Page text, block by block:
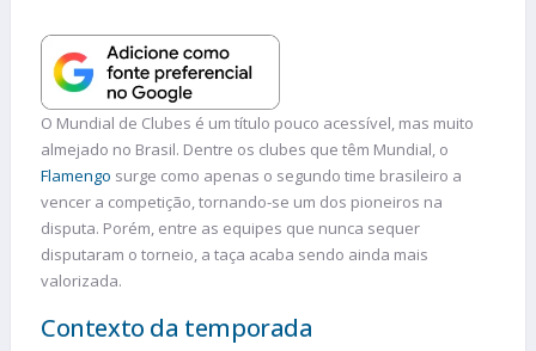
O Mundial de Clubes é um título pouco acessível, mas muito
almejado no Brasil. Dentre os clubes que têm Mundial, o
Flamengo surge como apenas o segundo time brasileiro a
vencer a competição, tornando-se um dos pioneiros na
disputa. Porém, entre as equipes que nunca sequer
disputaram o torneio, a taça acaba sendo ainda mais
valorizada.
Contexto da temporada